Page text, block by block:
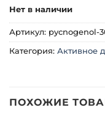
Нет в наличии
Артикул: pycnogenol-
Категория: Активное
ПОХОЖИЕ